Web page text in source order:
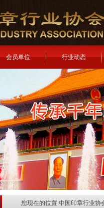
会员单位 行业动态
您现在的位置:中国印章行业协